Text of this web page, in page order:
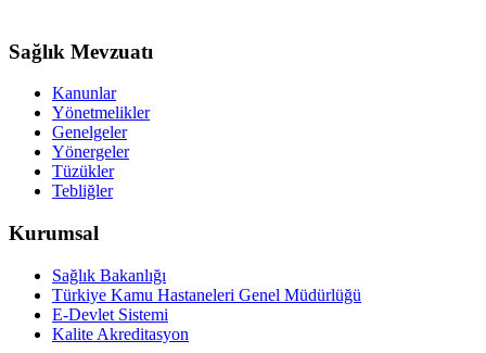
Sağlık Mevzuatı
Kanunlar
Yönetmelikler
Genelgeler
Yönergeler
Tüzükler
Tebliğler
Kurumsal
Sağlık Bakanlığı
Türkiye Kamu Hastaneleri Genel Müdürlüğü
E-Devlet Sistemi
Kalite Akreditasyon